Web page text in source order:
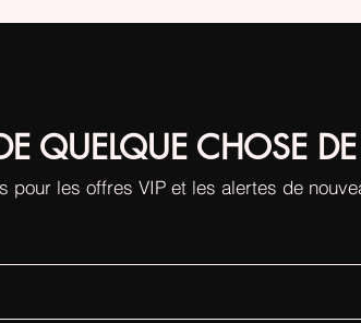
QUELQUE CHOSE
pour les offres VIP et les alertes de